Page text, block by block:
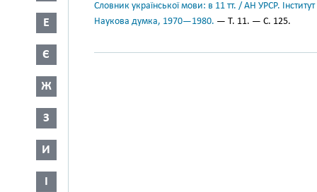
Е
Є
Ж
З
И
І
Словник української мови: в 11 тт. / АН УРСР.
Наукова думка, 1970—1980. — Т. 11. — С. 125.